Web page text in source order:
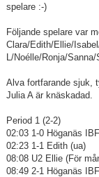
spelare :-)
Följande spelare var
Clara/Edith/Ellie/
L/Noélle/Ronja/Sanna/
Alva fortfarande sjuk,
Julia A är knäskadad.
Period 1 (2-2)
02:03 1-0 Höganäs IBF
02:23 1-1 Edith (ua)
08:08 U2 Ellie (För
08:49 2-1 Höganäs IBF